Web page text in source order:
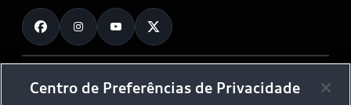
Planejamento de recarga
O Legado do S
Audi Driving Experience
ESG
Fale Conosco
Trabalhe Conosco
© 2026 AUDI AG. All Rights Reserved.
Centro de Preferências de Privacidade